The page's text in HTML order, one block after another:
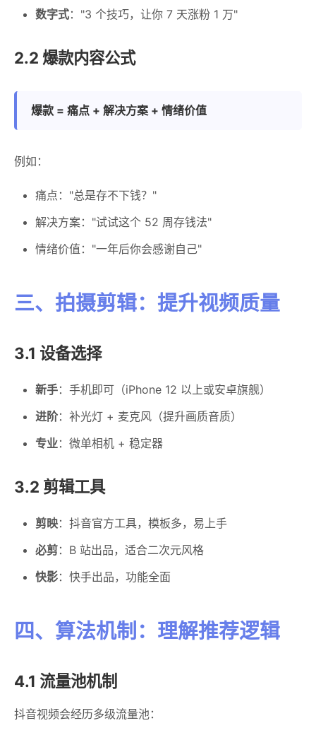
数字式："3 个技巧，让你 7 天涨粉 1 万"
2.2 爆款内容公式
爆款 = 痛点 + 解决方案 + 情绪价值
例如：
痛点："总是存不下钱？"
解决方案："试试这个 52 周存钱法"
情绪价值："一年后你会感谢自己"
三、拍摄剪辑：提升视频质量
3.1 设备选择
新手：手机即可（iPhone 12 以上或安卓旗舰）
进阶：补光灯 + 麦克风（提升画质音质）
专业：微单相机 + 稳定器
3.2 剪辑工具
剪映：抖音官方工具，模板多，易上手
必剪：B 站出品，适合二次元风格
快影：快手出品，功能全面
四、算法机制：理解推荐逻辑
4.1 流量池机制
抖音视频会经历多级流量池：